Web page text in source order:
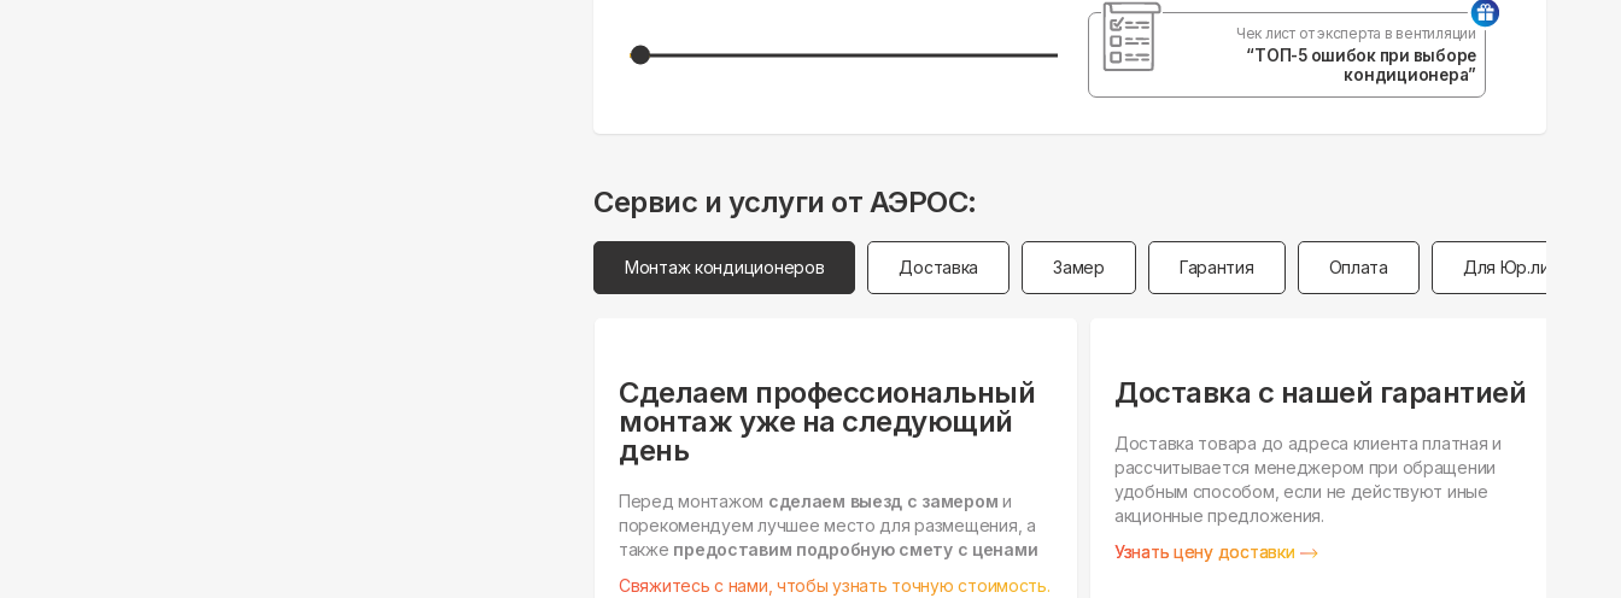
Чек лист от эксперта в вентиляции
“ТОП-5 ошибок при выборе
кондиционера”
Сервис и услуги от АЭРОС:
Монтаж кондиционеров Доставка Замер Гарантия Оплата Для Юр.лиц
Сделаем профессиональный
монтаж уже на следующий
день
Перед монтажом сделаем выезд с замером и
порекомендуем лучшее место для размещения, а
также предоставим подробную смету с ценами
Свяжитесь с нами, чтобы узнать точную стоимость.
Доставка с нашей гарантией
Доставка товара до адреса клиента платная и
рассчитывается менеджером при обращении
удобным способом, если не действуют иные
акционные предложения.
Узнать цену доставки